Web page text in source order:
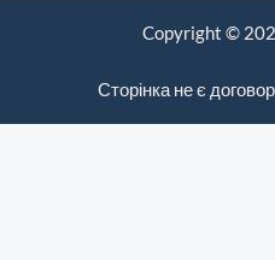
Copyright ©
Сторінка не є